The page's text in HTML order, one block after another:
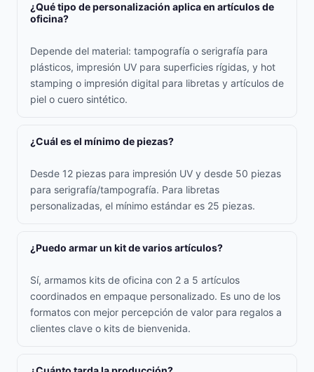
¿Qué tipo de personalización aplica en artículos de
oficina?
Depende del material: tampografía o serigrafía para
plásticos, impresión UV para superficies rígidas, y hot
stamping o impresión digital para libretas y artículos de
piel o cuero sintético.
¿Cuál es el mínimo de piezas?
Desde 12 piezas para impresión UV y desde 50 piezas
para serigrafía/tampografía. Para libretas
personalizadas, el mínimo estándar es 25 piezas.
¿Puedo armar un kit de varios artículos?
Sí, armamos kits de oficina con 2 a 5 artículos
coordinados en empaque personalizado. Es uno de los
formatos con mejor percepción de valor para regalos a
clientes clave o kits de bienvenida.